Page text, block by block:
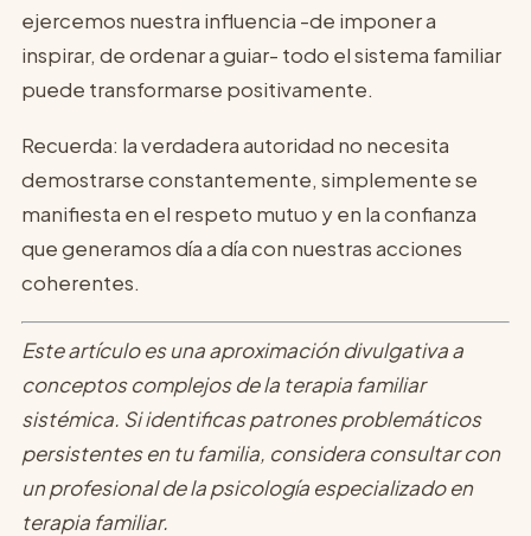
ejercemos nuestra influencia -de imponer a
inspirar, de ordenar a guiar- todo el sistema familiar
puede transformarse positivamente.
Recuerda: la verdadera autoridad no necesita
demostrarse constantemente, simplemente se
manifiesta en el respeto mutuo y en la confianza
que generamos día a día con nuestras acciones
coherentes.
Este artículo es una aproximación divulgativa a
conceptos complejos de la terapia familiar
sistémica. Si identificas patrones problemáticos
persistentes en tu familia, considera consultar con
un profesional de la psicología especializado en
terapia familiar.